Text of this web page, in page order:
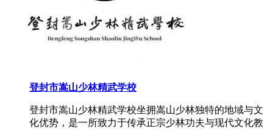
登封市嵩山少林精武学校
登封市嵩山少林精武学校坐拥嵩山少林独特的地域与文
化优势，是一所致力于传承正宗少林功夫与现代文化教